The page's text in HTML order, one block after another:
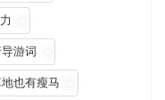
游词
也有瘦马